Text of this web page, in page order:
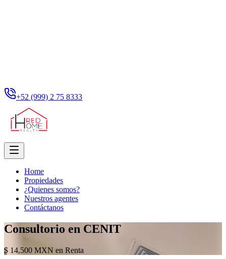
+52 (999) 2 75 8333
Home
Propiedades
¿Quienes somos?
Nuestros agentes
Contáctanos
Consultorio en CENIT
$ 14,500 MXN en Renta